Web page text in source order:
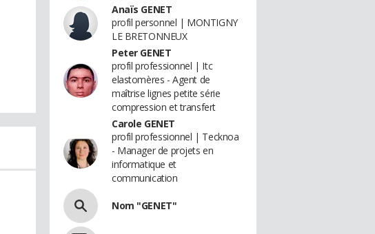
Anaïs GENET
profil personnel | MONTIGNY
LE BRETONNEUX
Peter GENET
profil professionnel | Itc
elastomères - Agent de
maîtrise lignes petite série
compression et transfert
Carole GENET
profil professionnel | Tecknoa
- Manager de projets en
informatique et
communication
Nom "GENET"